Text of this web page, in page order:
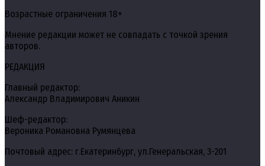
Возрастные ограничения 18+
Мнение редакции может не совпадать с точкой зрения
авторов.
РЕДАКЦИЯ
Главный редактор:
Александр Владимирович Аникин
Шеф-редактор:
Вероника Романовна Румянцева
Почтовый адрес: г.Екатеринбург, ул.Генеральская, 3-201